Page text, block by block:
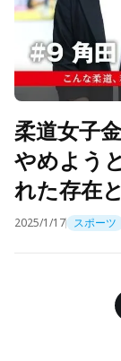
柔道女子
やめよう
れた存在
2025/1/17 スポーツ